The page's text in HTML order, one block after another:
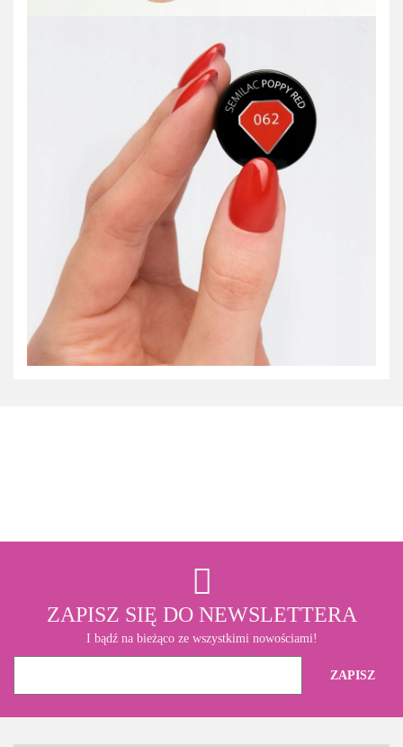
ZAPISZ SIĘ DO NEWSLETTERA
I bądź na bieżąco ze wszystkimi nowościami!